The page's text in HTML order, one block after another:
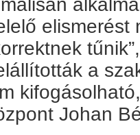
elismerést
a
Johan